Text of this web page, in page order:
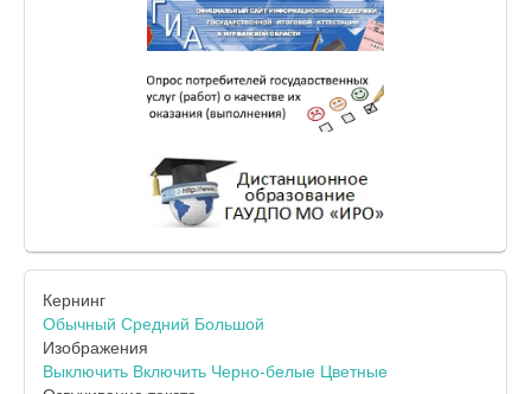
Кернинг
Обычный Средний Большой
Изображения
Выключить Включить Черно-белые Цветные